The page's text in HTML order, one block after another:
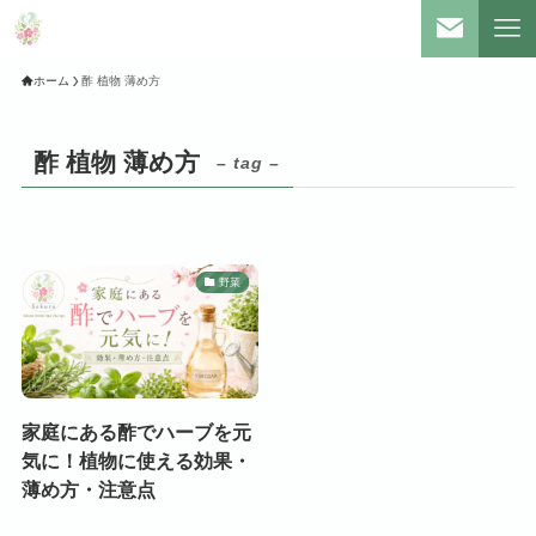
ホーム 酢 植物 薄め方
酢 植物 薄め方 – tag –
野菜
家庭にある酢でハーブを元
気に！植物に使える効果・
薄め方・注意点